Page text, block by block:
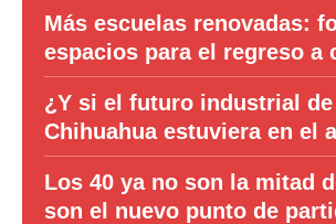
Más escuelas renovadas:
espacios para el regreso a
¿Y si el futuro industrial de
Chihuahua estuviera en el
Los 40 ya no son la mitad
son el nuevo punto de